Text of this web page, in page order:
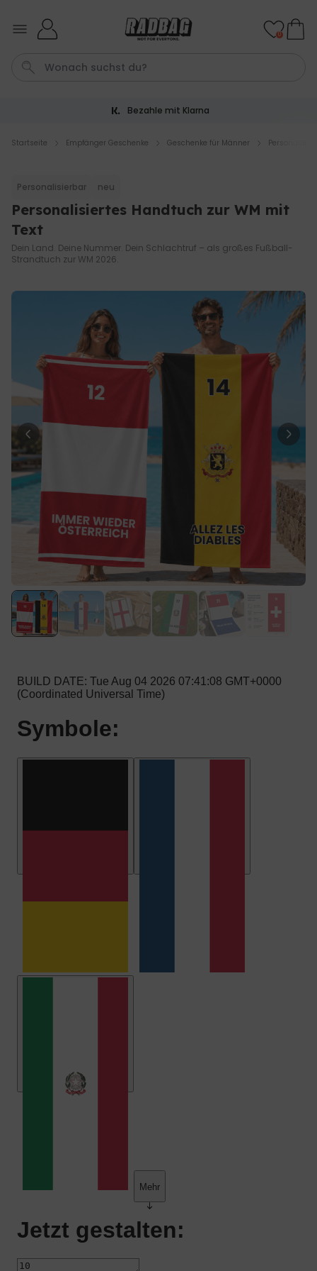
Personalisierbares Aperol
Spritz Glas mit Name
Personalisierbar
über 1.900
mal gekauft
34,99 €
Personalisierbar
Personalisierbares Handtuch
mit Getränken und Spruch
mal gekauft
34,99 €
Fotodecke mit Gesicht
mal gekauft
Personalisierbar
Champagnerschale mit Text
über 2.000
mal gekauft
24,99 €
0
Bezahle mit Klarna
Startseite Empfänger Geschenke Geschenke für Männer
Personalisierbar neu
Personalisiertes Handtuch zur WM mit
Text
Dein Land. Deine Nummer. Dein Schlachtruf – als großes Fußball-
Strandtuch zur WM 2026.